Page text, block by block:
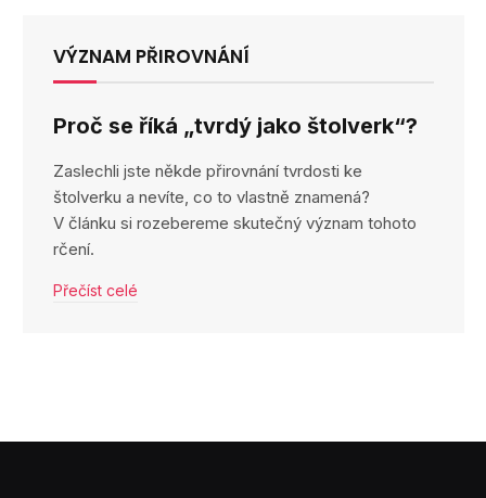
VÝZNAM PŘIROVNÁNÍ
Proč se říká „tvrdý jako štolverk“?
Zaslechli jste někde přirovnání tvrdosti ke
štolverku a nevíte, co to vlastně znamená?
V článku si rozebereme skutečný význam tohoto
rčení.
Přečíst celé